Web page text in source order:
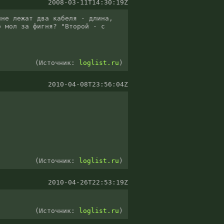
2008-03-11T14:30:19Z
лежат два кабеля - длина,
мол за фигня? "Второй - с
(Источник: loglist.ru )
2010-04-08T23:56:04Z
(Источник: loglist.ru )
2010-04-26T22:53:19Z
(Источник: loglist.ru )